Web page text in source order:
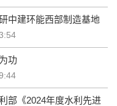
中建环能西部制造基地
功
部《2024年度水利先进